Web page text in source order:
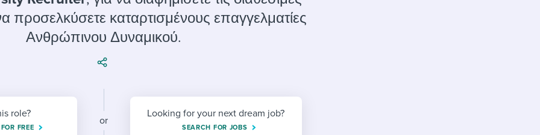
employee experiencesWorkable customer stories
προσελκύσετε καταρτισμένους επαγγελματίες
Ανθρώπινου Δυναμικού.
role?
FREE
or
Looking for your next dream job?
SEARCH FOR JOBS